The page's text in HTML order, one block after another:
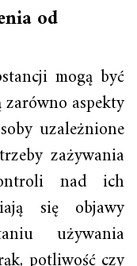
od
mogą być
aspekty
uzależnione
zażywania
nad ich
się objawy
używania